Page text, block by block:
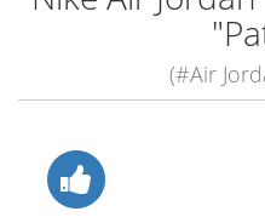
(#Air